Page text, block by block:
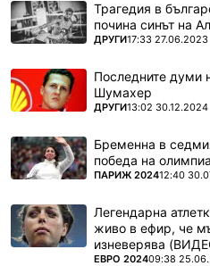
Трагедия в
почина синът на
ПОВЕЧЕ ОТ
ДРУГИ17:33 27.06.2023
Последните думи
Шумахер
ПОВЕЧЕ ОТ
ДРУГИ13:02 30.12.2024
Бременна в
победа на
ПОВЕЧЕ ОТ
ПАРИЖ 202412:40
Легендарна
живо в ефир, че
изневерява
ПОВЕЧЕ ОТ
ЕВРО 202409:38